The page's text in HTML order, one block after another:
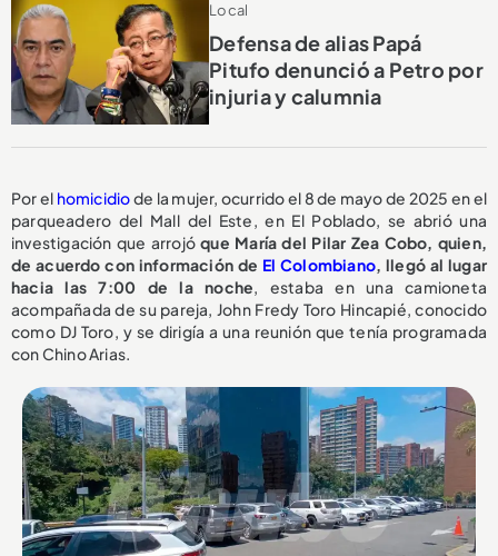
Local
Defensa de alias Papá
Pitufo denunció a Petro por
injuria y calumnia
Por el homicidiode la mujer, ocurrido el 8 de mayo de 2025 en el
parqueadero del Mall del Este, en El Poblado, se abrió una
investigación que arrojóque María del Pilar Zea Cobo, quien,
de acuerdo con información de El Colombiano, llegó al lugar
hacia las 7:00 de la noche, estaba en una camioneta
acompañada de su pareja, John Fredy Toro Hincapié, conocido
como DJ Toro, y se dirigía a una reunión que tenía programada
con Chino Arias.